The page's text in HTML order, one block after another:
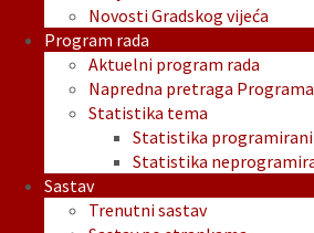
Novosti Gradskog vijeća
Program rada
Aktuelni program rada
Napredna pretraga
Statistika tema
Statistika
Statistika
Sastav
Trenutni sastav